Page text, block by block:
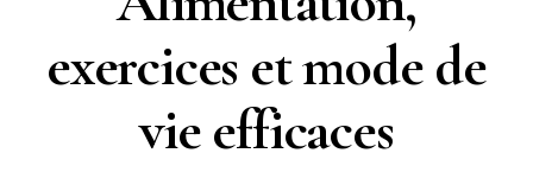
exercices et mode de
vie efficaces